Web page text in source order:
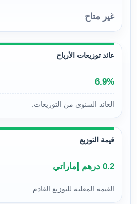
غير متاح
عائد توزيعات الأرباح
6.9%
العائد السنوي من التوزيعات.
قيمة التوزيع
0.2 درهم إماراتي
القيمة المعلنة للتوزيع القادم.